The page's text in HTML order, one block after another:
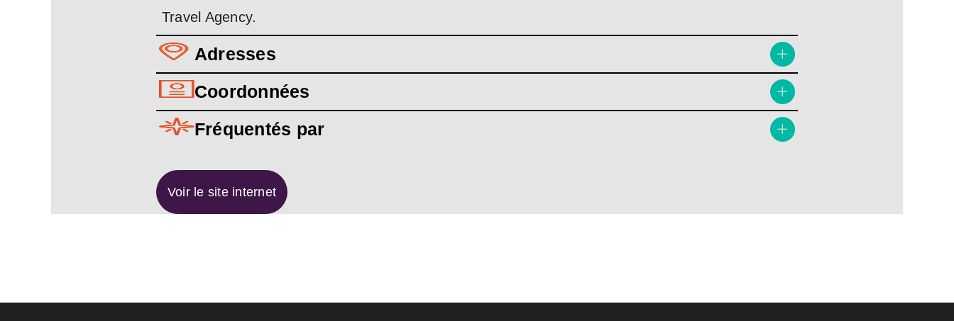
Travel Agency.
Adresses
Coordonnées
Fréquentés par
Voir le site internet